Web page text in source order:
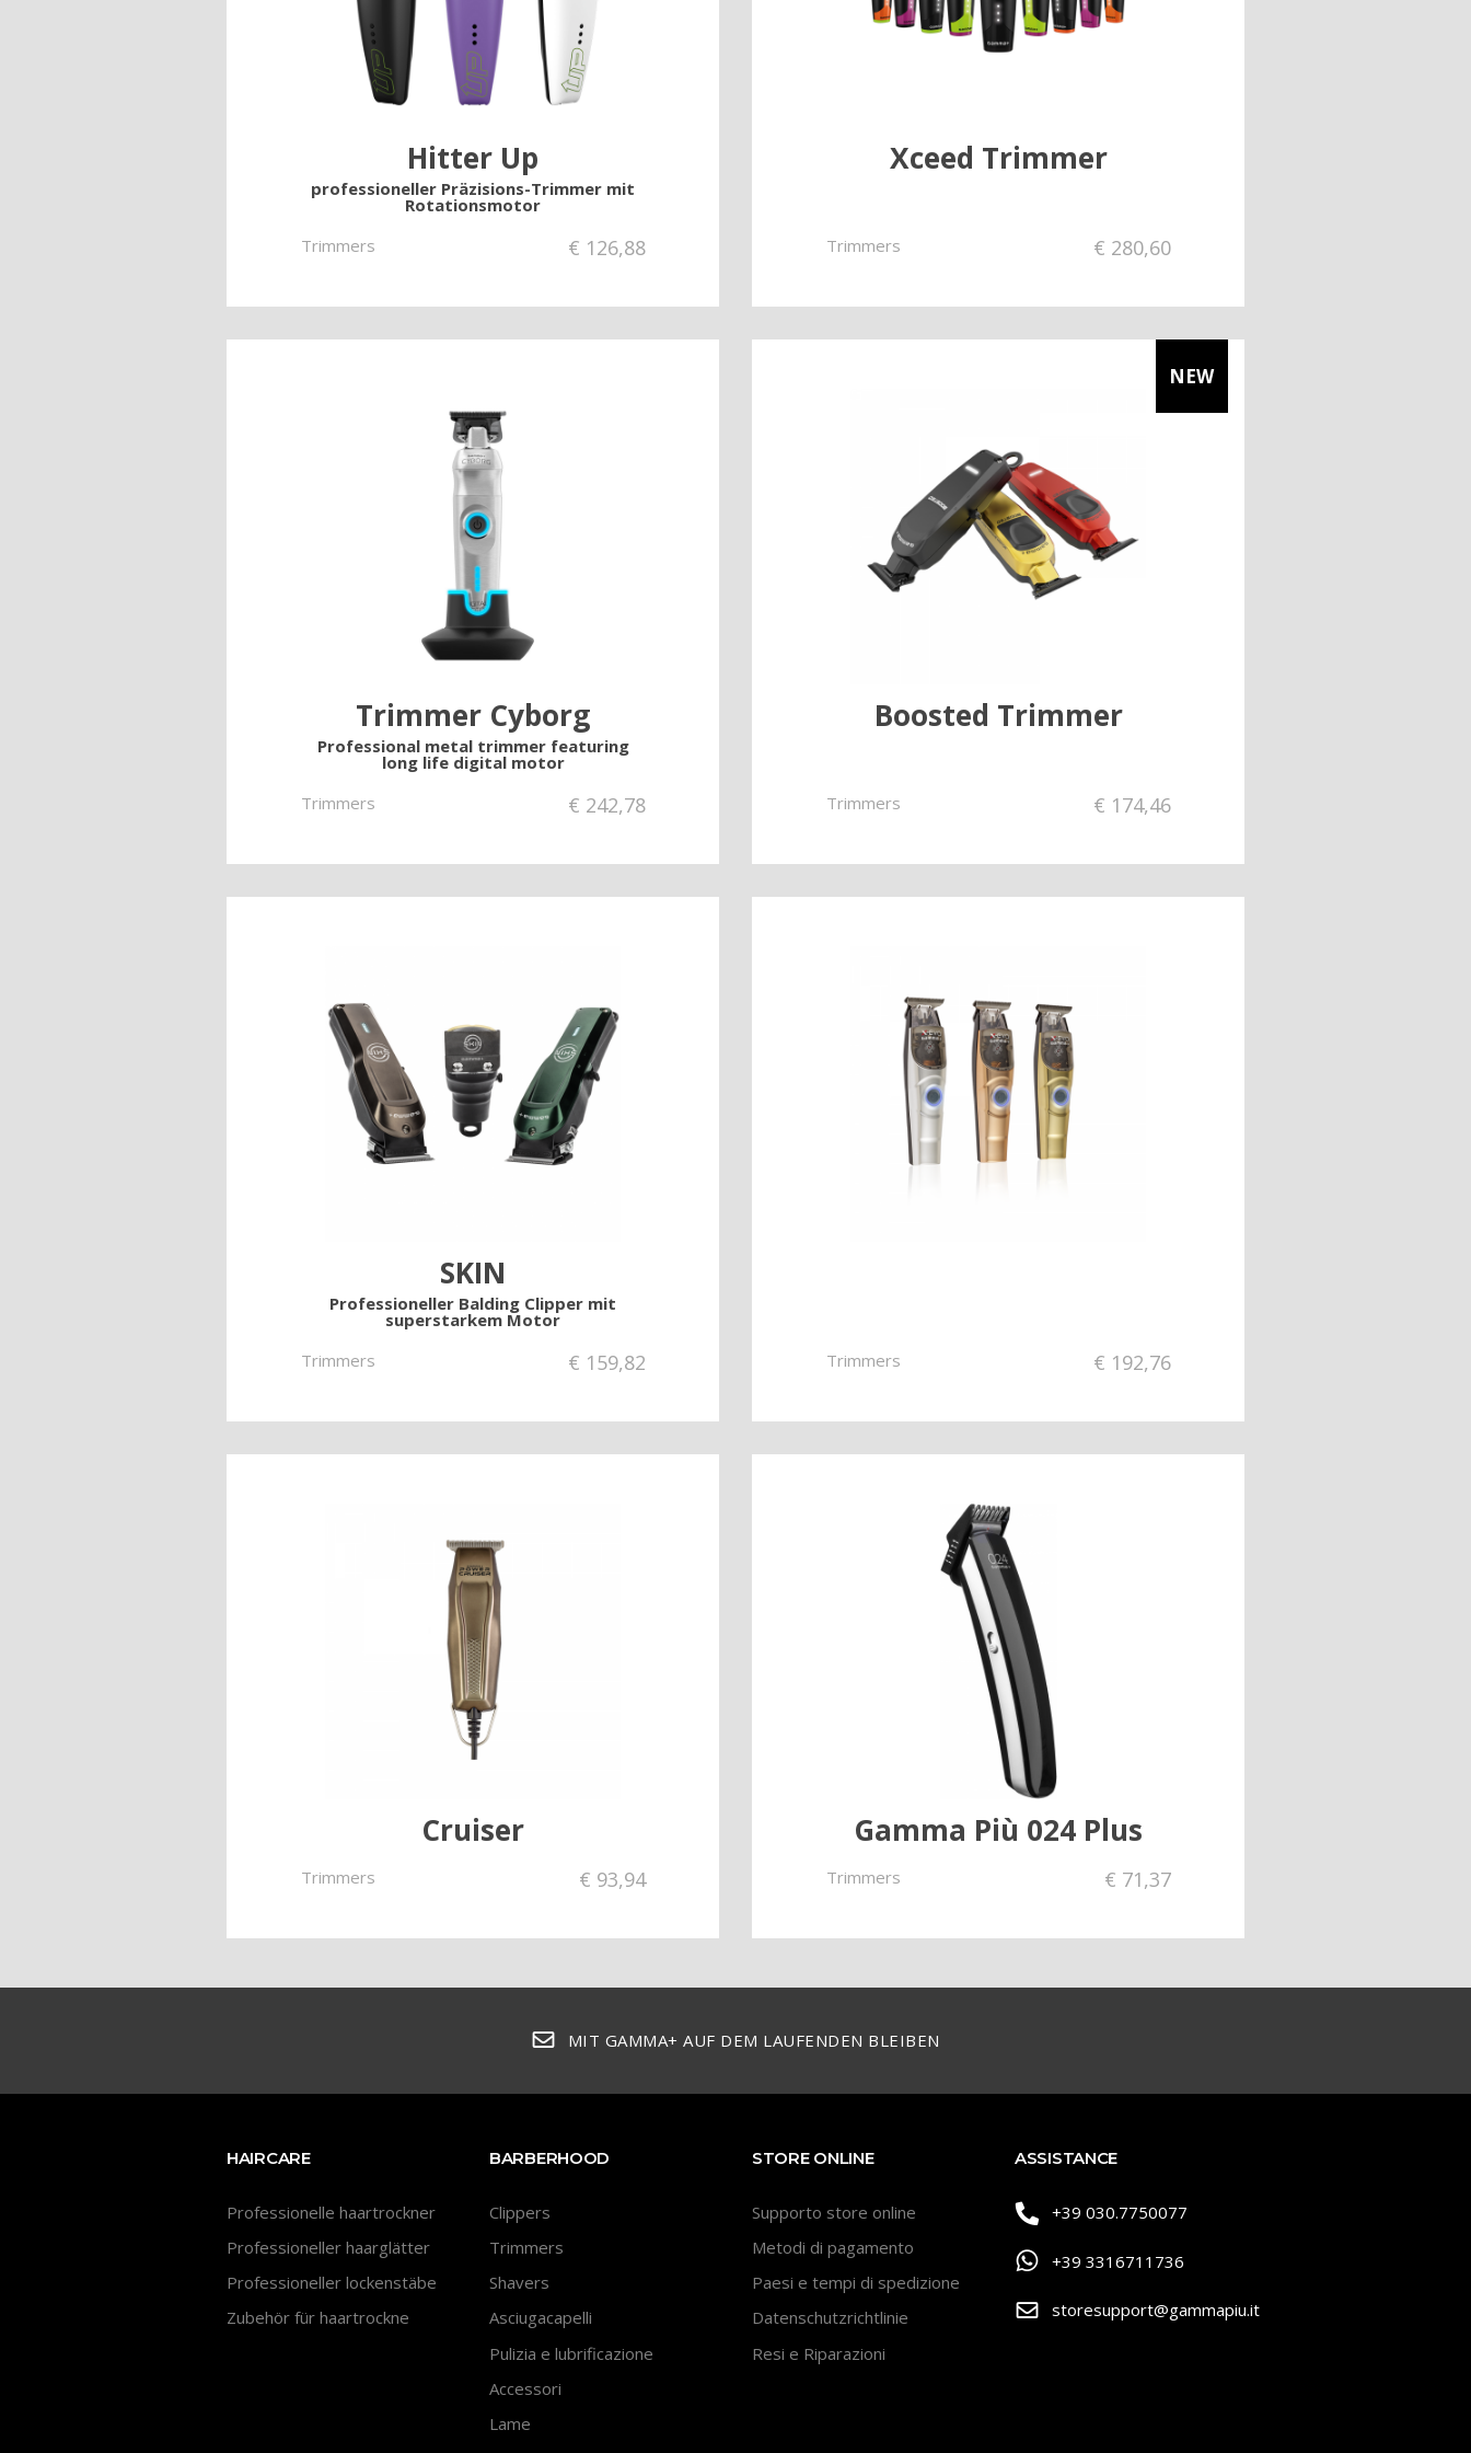
Hitter Up
professioneller Präzisions-Trimmer mit
Rotationsmotor
Trimmers
€ 126,88
Xceed Trimmer
Trimmers € 280,60
Trimmer Cyborg
Professional metal trimmer featuring
long life digital motor
Trimmers
€ 242,78
NEW
Boosted Trimmer
Trimmers € 174,46
SKIN
Professioneller Balding Clipper mit
superstarkem Motor
Trimmers
€ 159,82 Trimmers € 192,76
Cruiser
Trimmers € 93,94
Gamma Più 024 Plus
Trimmers € 71,37
MIT GAMMA+ AUF DEM LAUFENDEN BLEIBEN
HAIRCARE
Professionelle haartrockner
Professioneller haarglätter
Professioneller lockenstäbe
Zubehör für haartrockne
BARBERHOOD
Clippers
Trimmers
Shavers
Asciugacapelli
Pulizia e lubrificazione
Accessori
Lame
STORE ONLINE
Supporto store online
Metodi di pagamento
Paesi e tempi di spedizione
Datenschutzrichtlinie
Resi e Riparazioni
ASSISTANCE
+39 030.7750077
+39 3316711736
storesupport@gammapiu.it